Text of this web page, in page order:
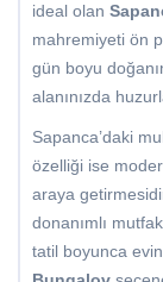
ideal olan
mahremiyeti ön
gün boyu
alanınızda
Sapanca’daki
özelliği ise
araya
donanımlı
tatil boyunca